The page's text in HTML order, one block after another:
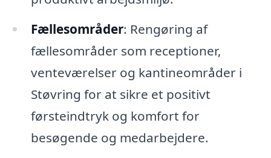
Fællesområder: Rengøring af
fællesområder som receptioner,
venteværelser og kantineområder i
Støvring for at sikre et positivt
førsteindtryk og komfort for
besøgende og medarbejdere.